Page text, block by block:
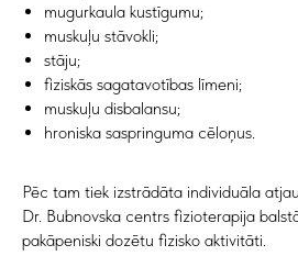
mugurkaula kustīgumu;
muskuļu stāvokli;
stāju;
fiziskās sagatavotības līmeni;
muskuļu disbalansu;
hroniska saspringuma cēloņus.
Pēc tam tiek izstrādāta individuāla
Dr. Bubnovska centrs fizioterapija
pakāpeniski dozētu fizisko aktivitāti.